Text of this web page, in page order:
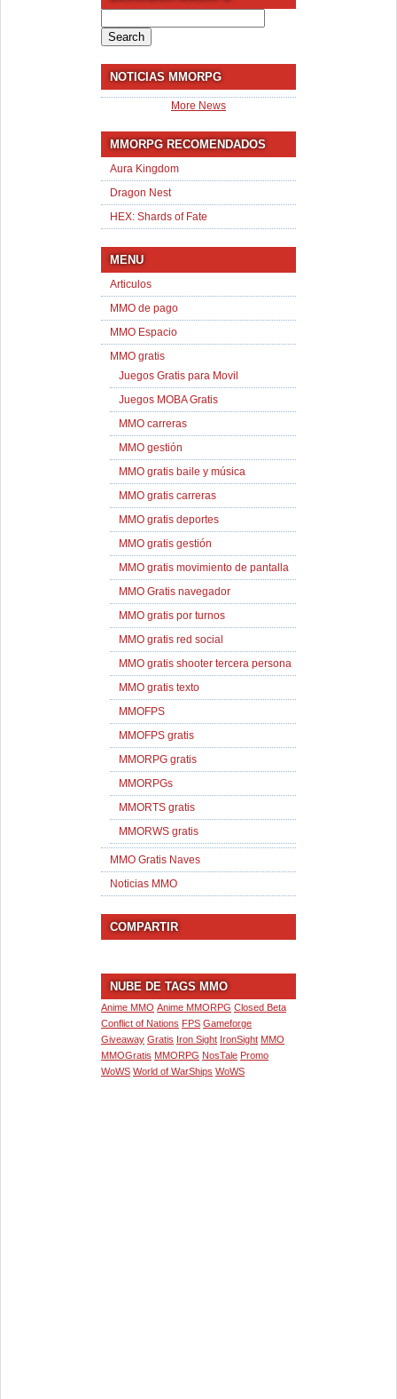
for:
NOTICIAS MMORPG
More News
MMORPG RECOMENDADOS
Aura Kingdom
Dragon Nest
HEX: Shards of Fate
MENU
Articulos
MMO de pago
MMO Espacio
MMO gratis
Juegos Gratis para Movil
Juegos MOBA Gratis
MMO carreras
MMO gestión
MMO gratis baile y música
MMO gratis carreras
MMO gratis deportes
MMO gratis gestión
MMO gratis movimiento de pantalla
MMO Gratis navegador
MMO gratis por turnos
MMO gratis red social
MMO gratis shooter tercera persona
MMO gratis texto
MMOFPS
MMOFPS gratis
MMORPG gratis
MMORPGs
MMORTS gratis
MMORWS gratis
MMO Gratis Naves
Noticias MMO
COMPARTIR
NUBE DE TAGS MMO
Anime MMO Anime MMORPG Closed Beta
Conflict of Nations FPS Gameforge
Giveaway Gratis Iron Sight IronSight MMO
MMOGratis MMORPG NosTale Promo
WoWS World of WarShips WoWS